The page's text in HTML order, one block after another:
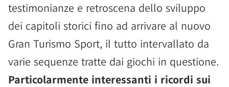
testimonianze e retroscena dello sviluppo
dei capitoli storici fino ad arrivare al nuovo
Gran Turismo Sport, il tutto intervallato da
varie sequenze tratte dai giochi in questione.
Particolarmente interessanti i ricordi sui